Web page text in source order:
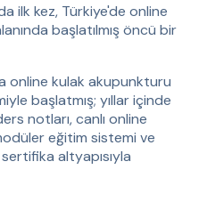
ilk kez, Türkiye'de online
başlatılmış öncü bir
online kulak akupunkturu
başlatmış; yıllar içinde
notları, canlı online
eğitim sistemi ve
altyapısıyla